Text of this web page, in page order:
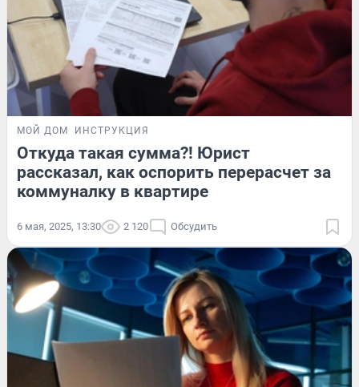
МОЙ ДОМ ИНСТРУКЦИЯ
Откуда такая сумма?! Юрист
рассказал, как оспорить перерасчет за
коммуналку в квартире
6 мая, 2025, 13:30 2 120 Обсудить